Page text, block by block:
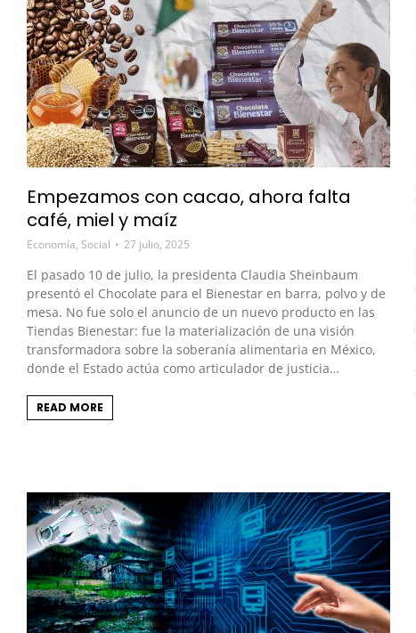
Empezamos con cacao, ahora falta
café, miel y maíz
Economía, Social 27 julio, 2025
El pasado 10 de julio, la presidenta Claudia Sheinbaum
presentó el Chocolate para el Bienestar en barra, polvo y de
mesa. No fue solo el anuncio de un nuevo producto en las
Tiendas Bienestar: fue la materialización de una visión
transformadora sobre la soberanía alimentaria en México,
donde el Estado actúa como articulador de justicia…
READ MORE